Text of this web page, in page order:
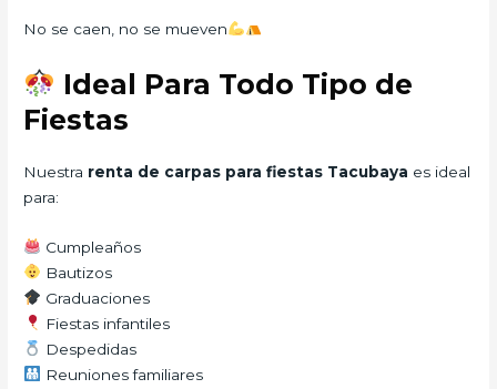
No se caen, no se mueven
Ideal Para Todo Tipo de
Fiestas
Nuestra renta de carpas para fiestas Tacubaya es ideal
para:
Cumpleaños
Bautizos
Graduaciones
Fiestas infantiles
Despedidas
Reuniones familiares